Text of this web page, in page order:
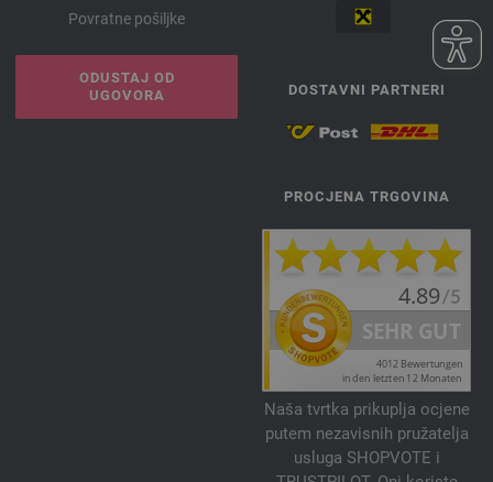
Povratne pošiljke
ODUSTAJ OD
UGOVORA
DOSTAVNI PARTNERI
PROCJENA TRGOVINA
Naša tvrtka prikuplja ocjene
putem nezavisnih pružatelja
usluga SHOPVOTE i